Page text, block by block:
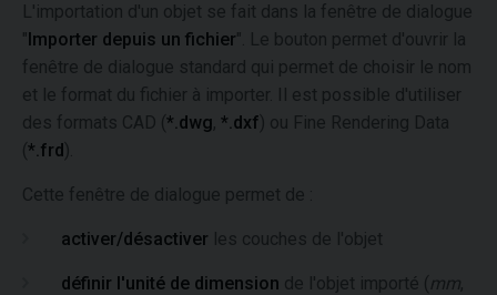
L'importation d'un objet se fait dans la fenêtre de dialogue
"Importer depuis un fichier". Le bouton permet d'ouvrir la
fenêtre de dialogue standard qui permet de choisir le nom
et le format du fichier à importer. Il est possible d'utiliser
des formats CAD (*.dwg, *.dxf) ou Fine Rendering Data
(*.frd).
Cette fenêtre de dialogue permet de :
activer/désactiver les couches de l'objet
définir l'unité de dimension de l'objet importé ( mm,